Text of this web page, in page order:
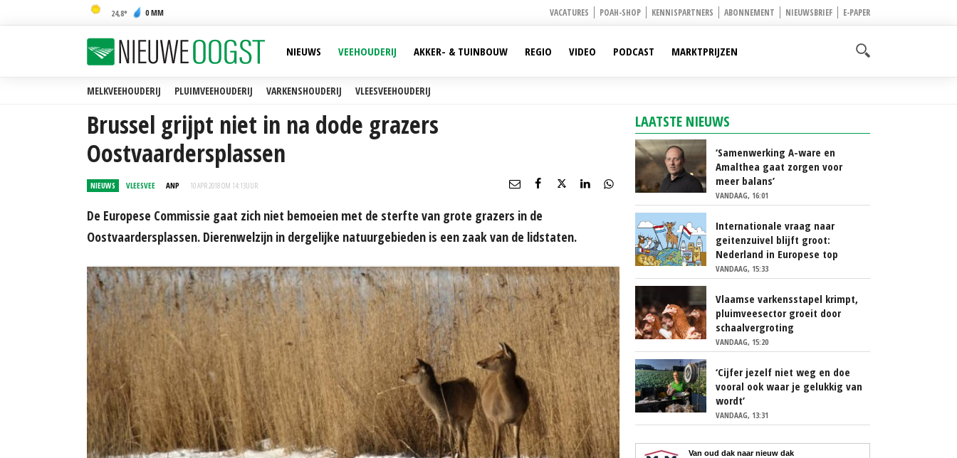
24,8 0 MM VACATURES POAH-SHOP KENNISPARTNERS ABONNEMENT NIEUWSBRIEF E-PAPER
MELKVEEHOUDERIJ PLUIMVEEHOUDERIJ VARKENSHOUDERIJ VLEESVEEHOUDERIJ
NIEUWS VEEHOUDERIJ AKKER- & TUINBOUW REGIO VIDEO PODCAST MARKTPRIJZEN
Brussel grijpt niet in na dode grazers
Oostvaardersplassen
NIEUWS VLEESVEE ANP 10 APR 2018 OM 14:13UUR
De Europese Commissie gaat zich niet bemoeien met de sterfte van grote grazers in de
Oostvaardersplassen. Dierenwelzijn in dergelijke natuurgebieden is een zaak van de lidstaten.
LAATSTE NIEUWS
‘Samenwerking A-ware en
Amalthea gaat zorgen voor
meer balans’
VANDAAG, 16:01
Internationale vraag naar
geitenzuivel blijft groot:
Nederland in Europese top
VANDAAG, 15:33
Vlaamse varkensstapel krimpt,
pluimveesector groeit door
schaalvergroting
VANDAAG, 15:20
‘Cijfer jezelf niet weg en doe
vooral ook waar je gelukkig van
wordt’
VANDAAG, 13:31
Van oud dak naar nieuw dak